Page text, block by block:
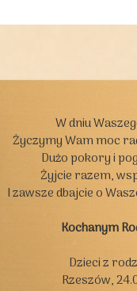
W dniu
Życzymy Wam moc
Dużo pokory i
Żyjcie razem,
I zawsze dbajcie o
Kochanym
Dzieci z
Rzeszów,